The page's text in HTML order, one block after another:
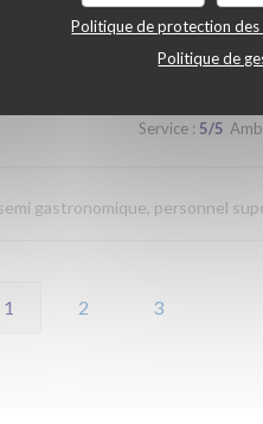
Politique de protection des
Politique de
Service: 5/5
gastronomique, personnel
1 2 3